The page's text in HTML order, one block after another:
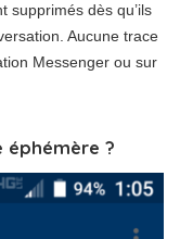
supprimés dès qu’ils
Aucune trace
Messenger ou sur
éphémère ?